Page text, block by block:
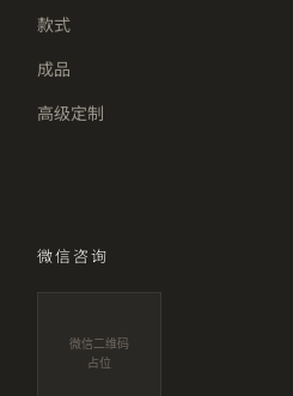
款式
成品
高级定制
微信咨询
微信二维码
占位